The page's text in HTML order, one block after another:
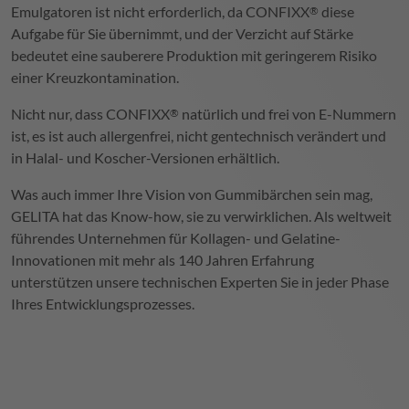
Emulgatoren ist nicht erforderlich, da CONFIXX® diese
Aufgabe für Sie übernimmt, und der Verzicht auf Stärke
bedeutet eine sauberere Produktion mit geringerem Risiko
einer Kreuzkontamination.
Nicht nur, dass CONFIXX® natürlich und frei von E-Nummern
ist, es ist auch allergenfrei, nicht gentechnisch verändert und
in Halal- und Koscher-Versionen erhältlich.
Was auch immer Ihre Vision von Gummibärchen sein mag,
GELITA hat das Know-how, sie zu verwirklichen. Als weltweit
führendes Unternehmen für Kollagen- und Gelatine-
Innovationen mit mehr als 140 Jahren Erfahrung
unterstützen unsere technischen Experten Sie in jeder Phase
Ihres Entwicklungsprozesses.